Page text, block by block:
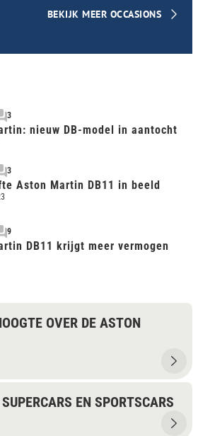
BEKIJK MEER OCCASIONS
3
nieuw DB-model in aantocht
3
Aston Martin DB11 in beeld
9
DB11 krijgt meer vermogen
OVER DE ASTON
EN SPORTSCARS